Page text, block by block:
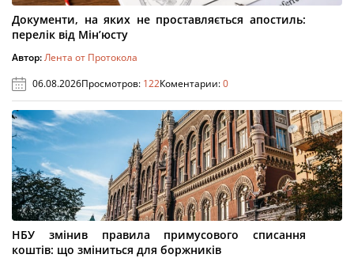
Документи, на яких не проставляється апостиль:
перелік від Мін’юсту
Автор:Лента от Протокола
06.08.2026Просмотров: 122Коментарии:0
НБУ змінив правила примусового списання
коштів: що зміниться для боржників